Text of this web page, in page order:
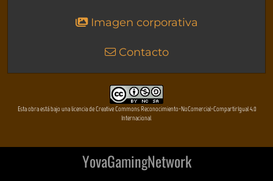
Imagen corporativa
Contacto
Esta obra está bajo una licencia de Creative Commons Reconocimiento-NoComercial-CompartirIgual 4.0
Internacional
YovaGamingNetwork